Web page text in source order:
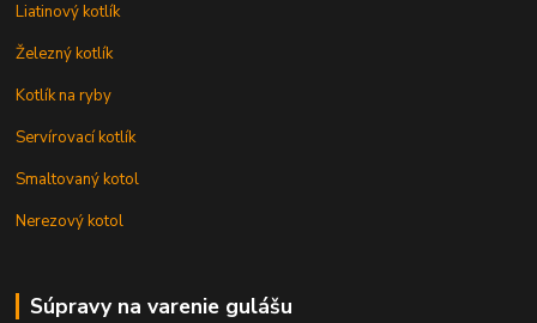
Liatinový kotlík
Železný kotlík
Kotlík na ryby
Servírovací kotlík
Smaltovaný kotol
Nerezový kotol
Súpravy na varenie gulášu